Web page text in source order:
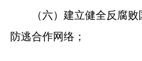
（六）建立健全反腐败
防逃合作网络；